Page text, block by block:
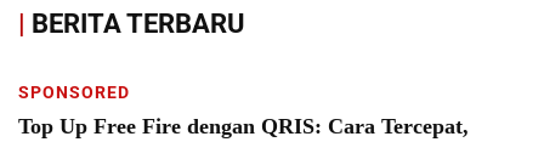
| BERITA TERBARU
SPONSORED
Top Up Free Fire dengan QRIS: Cara Tercepat,